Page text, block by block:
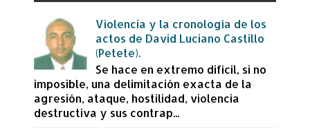
Violencia y la cronología de los
actos de David Luciano Castillo
(Petete).
Se hace en extremo difícil, si no
imposible, una delimitación exacta de la
agresión, ataque, hostilidad, violencia
destructiva y sus contrap...